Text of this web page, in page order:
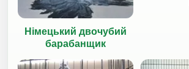
Німецький двочубий
барабанщик